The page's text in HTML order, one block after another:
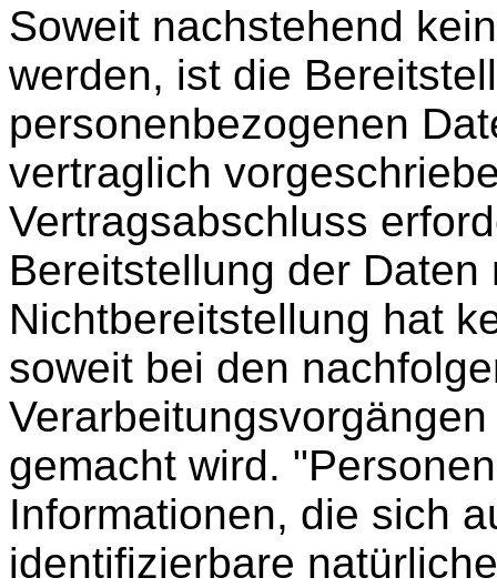
Soweit nachstehend
werden, ist die
personenbezogenen
vertraglich
Vertragsabschluss
Bereitstellung der
Nichtbereitstellung hat
soweit bei den
gemacht wird.
Informationen, die sich
identifizierbare